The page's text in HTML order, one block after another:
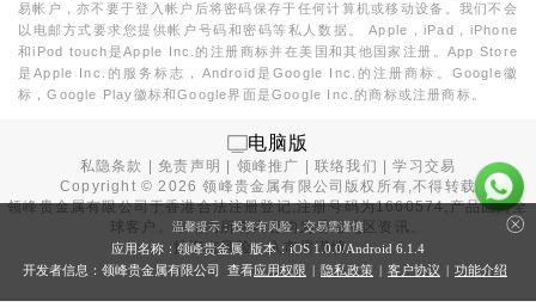
易帐户，亦不要于登入帐户后将密码保存于任何计算机或移动设备。我们不会
以电邮方式要求您提供帐户号码和密码等私人数据。 Apple，iPad，iPhone
和iPod touch是Apple Inc.的注册商标并在美国和其他国家注册。App Store
是Apple Inc.的服务标志，Android是Google Inc.的注册商标。Google徽
标，Google Play徽标和Google界面是Google Inc.的商标或注册商标。
电脑版
私隐条款 |免责声明 领峰推广 |联络我们 |学习交易
Copyright ©2026 领峰贵金属有限公司版权所有,不得转载
领峰贵金属有限公司于香港合法注册登记,注册号码为1660574,产品面向全
球客户。本站内所有内容均为香港地区资讯。
投资有风险，入市需谨慎。
温馨提示：投资有风险，交易需谨慎
应用名称：领峰贵金属 版本：iOS 1.0.0/Android 6.1.4
开发者信息：领峰贵金属有限公司 查看应用权限 | 隐私政策 | 客户协议 | 功能介绍